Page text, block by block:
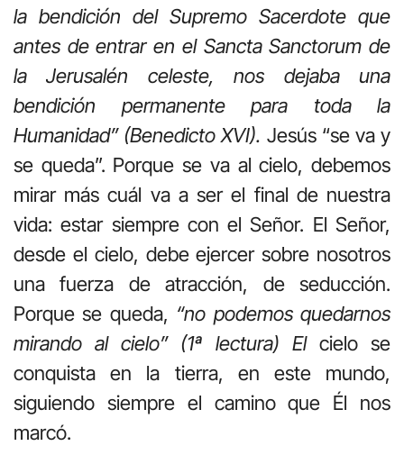
la bendición del Supremo Sacerdote que
antes de entrar en el Sancta Sanctorum de
la Jerusalén celeste, nos dejaba una
bendición permanente para toda la
Humanidad” (Benedicto XVI). Jesús “se va y
se queda”. Porque se va al cielo, debemos
mirar más cuál va a ser el final de nuestra
vida: estar siempre con el Señor. El Señor,
desde el cielo, debe ejercer sobre nosotros
una fuerza de atracción, de seducción.
Porque se queda, “no podemos quedarnos
mirando al cielo” (1ª lectura) Elcielo se
conquista en la tierra, en este mundo,
siguiendo siempre el camino que Él nos
marcó.